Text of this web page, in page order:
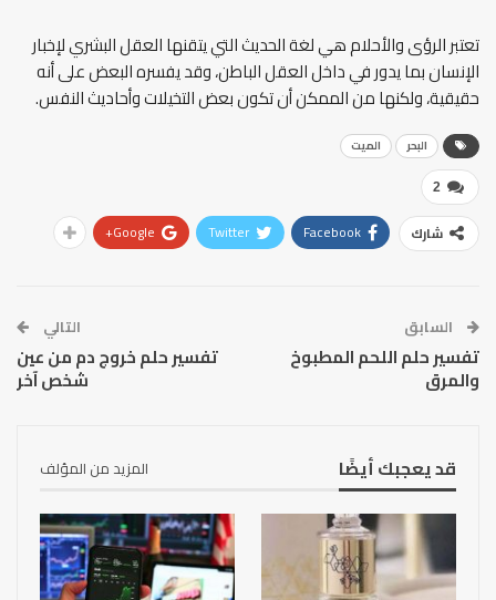
تعتبر الرؤى والأحلام هي لغة الحديث التي يتقنها العقل البشري لإخبار
الإنسان بما يدور في داخل العقل الباطن، وقد يفسره البعض على أنه
حقيقية، ولكنها من الممكن أن تكون بعض التخيلات وأحاديث النفس.
البحر الميت
2
شارك Facebook
Twitter
Google+
السابق
تفسير حلم اللحم المطبوخ
والمرق
التالي
تفسير حلم خروج دم من عين
شخص آخر
قد يعجبك أيضًا المزيد من المؤلف